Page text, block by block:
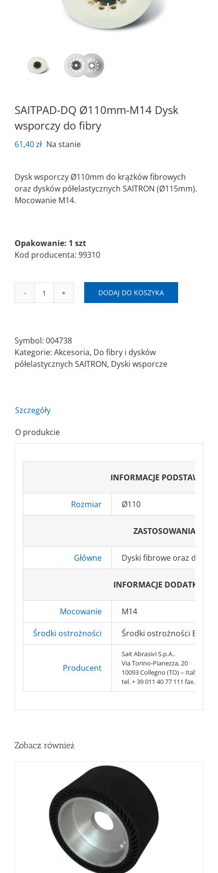
SAITPAD-DQ Ø110mm-M14 Dysk
wsporczy do fibry
61,40zł Na stanie
Dysk wsporczy Ø110mm do krążków fibrowych
oraz dysków półelastycznych SAITRON (Ø115mm).
Mocowanie M14.
Opakowanie: 1 szt
Kod producenta: 99310
ilość
M14
Dysk
wsporczy
DODAJ DO KOSZYKA
Symbol: 004738
Kategorie: Akcesoria, Do fibry i dysków
półelastycznych SAITRON, Dyski wsporcze
Szczegóły
O produkcie
INFORMACJE PODSTAWOWE
Rozmiar Ø110
ZASTOSOWANIA
Główne Dyski fibrowe oraz dyski
INFORMACJE DODATKOWE
Mocowanie M14
Środki ostrożności Środki ostrożności BHP
Producent
Sait Abrasivi S.p.A..
Via Torino-Pianezza, 20
10093 Collegno (TO) – Italy
tel. + 39 011 40 77 111 fax. + 39
Zobacz również